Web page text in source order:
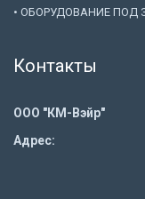
• ОБОРУДОВАНИЕ ПОД
Контакты
ООО "КМ-Вэйр"
Адрес: